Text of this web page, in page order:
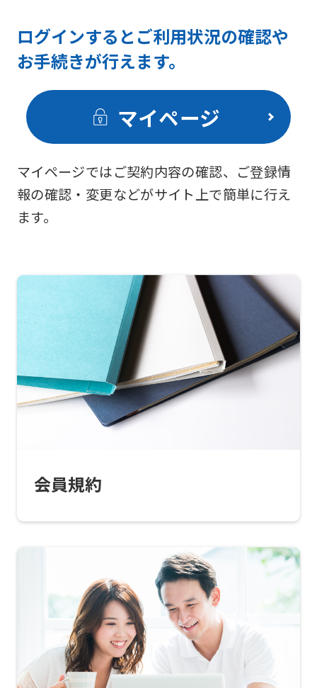
ログインするとご利用状況の確認や
お手続きが行えます。
マイページ
マイページではご契約内容の確認、ご登録情
報の確認・変更などがサイト上で簡単に行え
ます。
会員規約
For
foreigners
Central
Sports